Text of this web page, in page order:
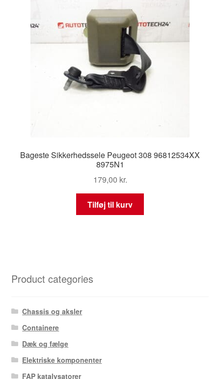
Bageste Sikkerhedssele Peugeot 308 96812534XX
8975N1
179,00 kr.
Tilføj til kurv
Product categories
Chassis og aksler
Containere
Dæk og fælge
Elektriske komponenter
FAP katalysatorer